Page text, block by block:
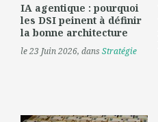
IA agentique : pourquoi
les DSI peinent à définir
la bonne architecture
le 23 Juin 2026, dansStratégie